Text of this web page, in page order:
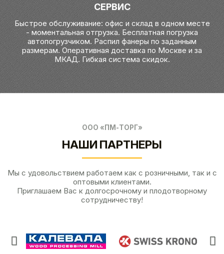
СЕРВИС
Быстрое обслуживание: офис и склад в одном месте
- моментальная отгрузка. Бесплатная погрузка
автопогрузчиком. Распил фанеры по заданным
размерам. Оперативная доставка по Москве и за
МКАД. Гибкая система скидок.
ООО «ПМ-ТОРГ»
НАШИ ПАРТНЕРЫ
Мы с удовольствием работаем как с розничными, так и с
оптовыми клиентами.
Приглашаем Вас к долгосрочному и плодотворному
сотрудничеству!